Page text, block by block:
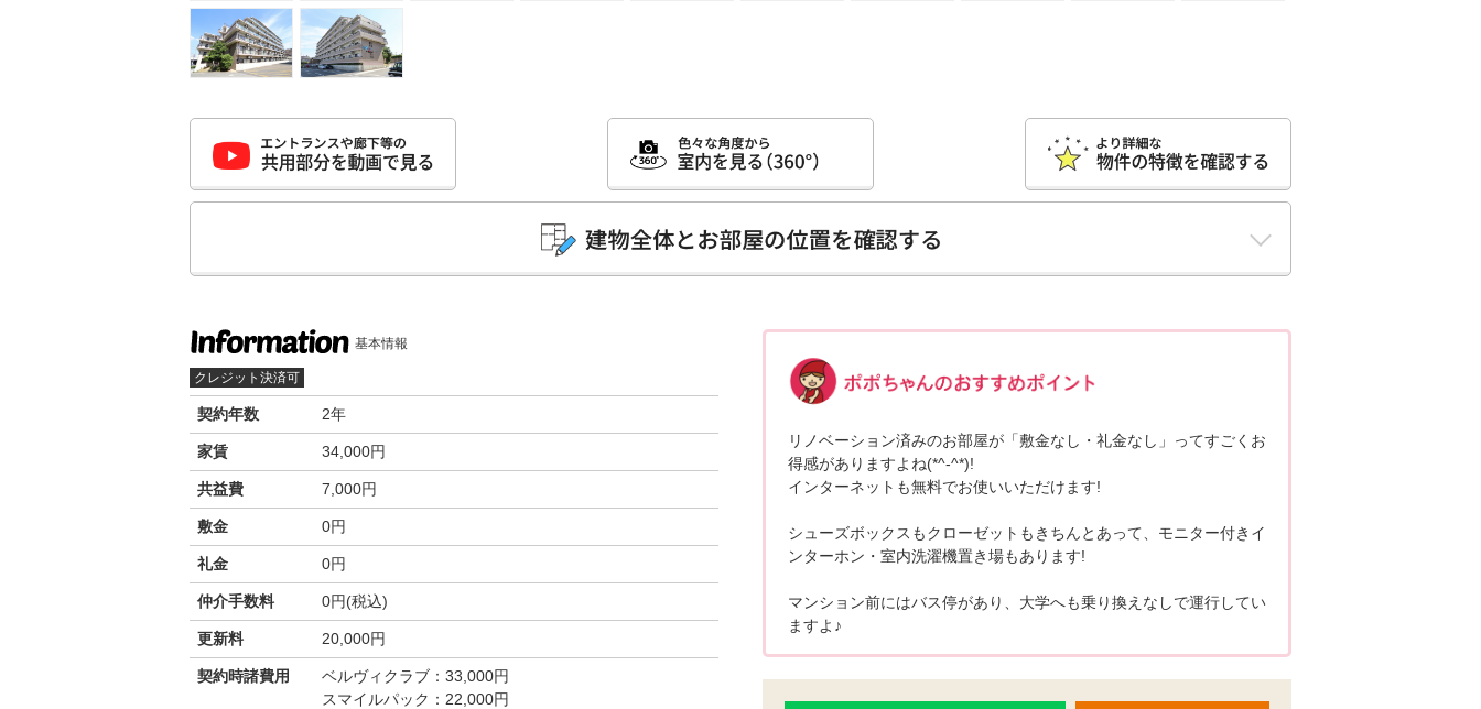
基本情報
クレジット決済可
契約年数 2年
家賃 34,000円
共益費 7,000円
敷金 0円
礼金 0円
仲介手数料 0円(税込)
更新料 20,000円
契約時諸費用
ベルヴィクラブ：33,000円
スマイルパック：22,000円
リノベーション済みのお部屋が「敷金なし・礼金なし」ってすごくお
得感がありますよね(*^-^*)!
インターネットも無料でお使いいただけます!
シューズボックスもクローゼットもきちんとあって、モニター付きイ
ンターホン・室内洗濯機置き場もあります!
マンション前にはバス停があり、大学へも乗り換えなしで運行してい
ますよ♪